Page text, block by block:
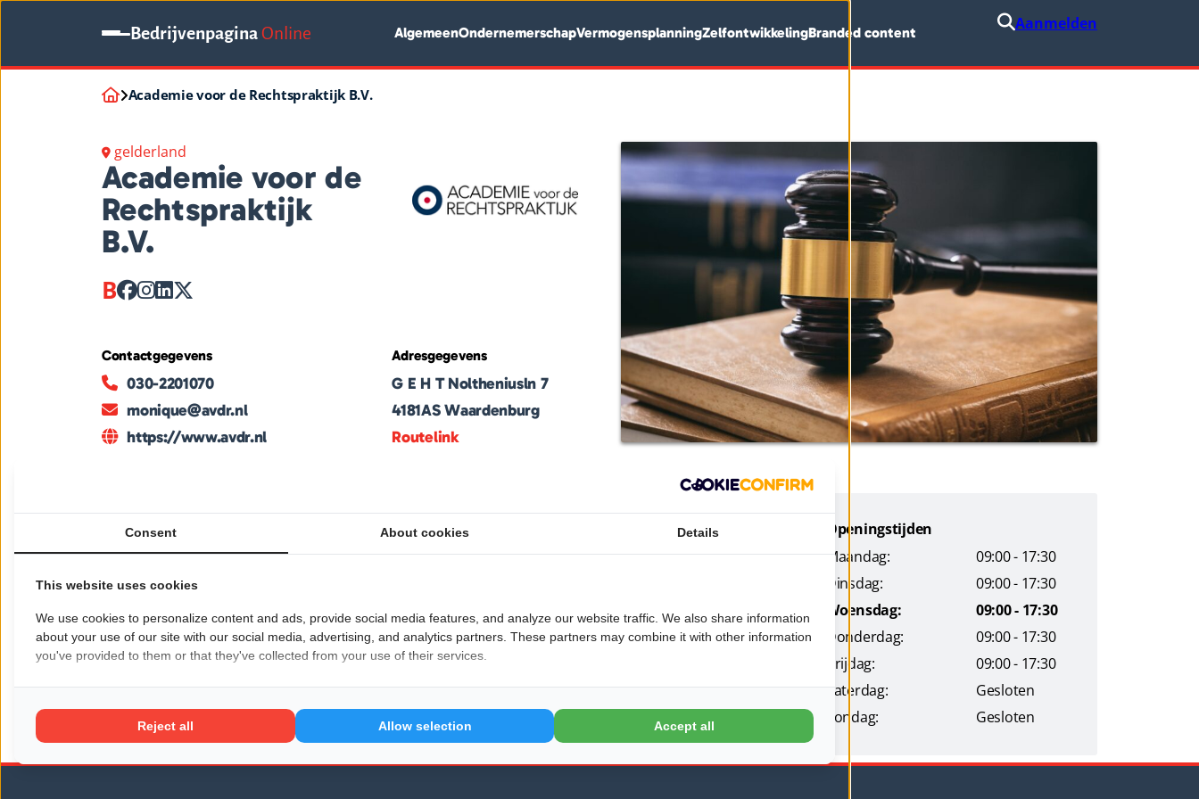
BedrijvenpaginaOnline AlgemeenOndernemerschapVermogensplanningZelfontwikkelingBranded content Aanmelden
Academie voor de Rechtspraktijk B.V.
gelderland
Academie voor de
Rechtspraktijk
B.V.
B
Contactgegevens
030-2201070
monique@avdr.nl
https://www.avdr.nl
Adresgegevens
G E H T Noltheniusln 7
4181AS Waardenburg
Routelink
juridisch professionals. Met cursussen, webinars en e-learnings ondersteunt AvdR de continue
ontwikkeling van advocaten, bedrijfsjuristen en andere juristen. De opleidingen worden
Meer informatie:
Wil je dat jouw bedrijf hier ook staat?Meld je aan!
Pagina delen op:
Openingstijden
Maandag:
09:00 - 17:30
Dinsdag:
09:00 - 17:30
Woensdag:
09:00 - 17:30
Donderdag:
09:00 - 17:30
Vrijdag:
09:00 - 17:30
Zaterdag:
Gesloten
Zondag:
Gesloten
Consent About cookies Details
This website uses cookies
We use cookies to personalize content and ads, provide social media features, and analyze our website traffic. We also share information
about your use of our site with our social media, advertising, and analytics partners. These partners may combine it with other information
you've provided to them or that they've collected from your use of their services.
Reject all Allow selection Accept all